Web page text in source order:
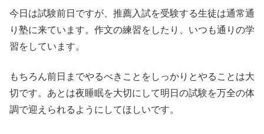
今日は試験前日ですが、推薦入試を受験する生徒は通常通
り塾に来ています。作文の練習をしたり、いつも通りの学
習をしています。
もちろん前日までやるべきことをしっかりとやることは大
切です。あとは夜睡眠を大切にして明日の試験を万全の体
調で迎えられるようにしてほしいです。